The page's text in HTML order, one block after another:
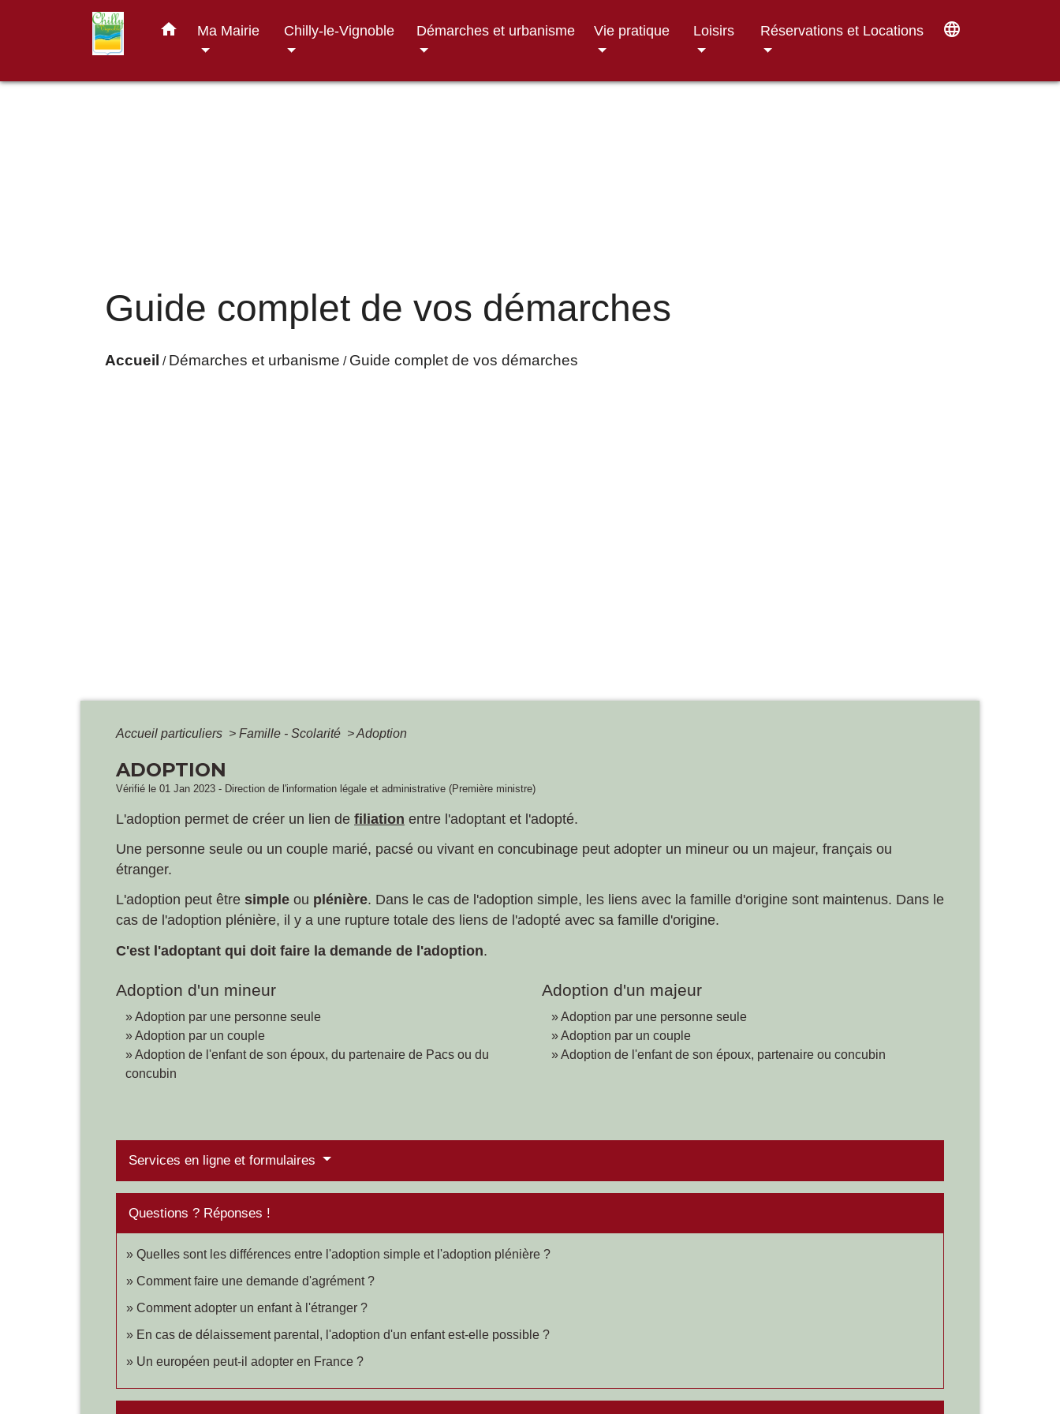
home Ma Mairie Chilly-le-Vignoble Démarches et urbanisme Vie pratique Loisirs Réservations et Locations language
Guide complet de vos démarches
Accueil / Démarches et urbanisme / Guide complet de vos démarches
Accueil particuliers > Famille - Scolarité >Adoption
ADOPTION
Vérifié le 01 Jan 2023 - Direction de l'information légale et administrative (Première ministre)
L'adoption permet de créer un lien de filiation entre l'adoptant et l'adopté.
Une personne seule ou un couple marié, pacsé ou vivant en concubinage peut adopter un mineur ou un majeur, français ou
étranger.
L'adoption peut être simple ou plénière. Dans le cas de l'adoption simple, les liens avec la famille d'origine sont maintenus. Dans le
cas de l'adoption plénière, il y a une rupture totale des liens de l'adopté avec sa famille d'origine.
C'est l'adoptant qui doit faire la demande de l'adoption.
Adoption d'un mineur
Adoption par une personne seule
Adoption par un couple
Adoption de l'enfant de son époux, du partenaire de Pacs ou du
concubin
Adoption d'un majeur
Adoption par une personne seule
Adoption par un couple
Adoption de l'enfant de son époux, partenaire ou concubin
Services en ligne et formulaires
Questions ? Réponses !
Quelles sont les différences entre l'adoption simple et l'adoption plénière ?
Comment faire une demande d'agrément ?
Comment adopter un enfant à l'étranger ?
En cas de délaissement parental, l'adoption d'un enfant est-elle possible ?
Un européen peut-il adopter en France ?